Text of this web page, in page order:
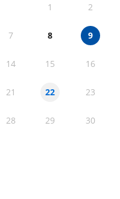
1 2
7 8 9
14 15 16
21 22 23
28 29 30